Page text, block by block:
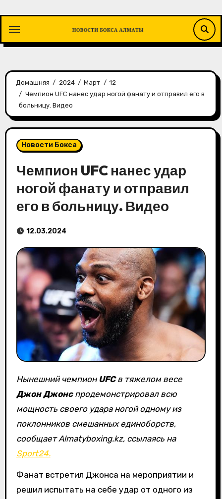
содержимому
Домашняя 2024 Март
12
Чемпион UFC нанес удар ногой фанату и отправил его в
больницу. Видео
Новости Бокса
Чемпион UFC нанес удар
ногой фанату и отправил
его в больницу. Видео
12.03.2024
Нынешний чемпион UFCв тяжелом весе
Джон Джонспродемонстрировал всю
мощность своего удара ногой одному из
поклонников смешанных единоборств,
сообщает Almatyboxing.kz, ссылаясь на
Sport24.
Фанат встретил Джонса на мероприятии и
решил испытать на себе удар от одного из